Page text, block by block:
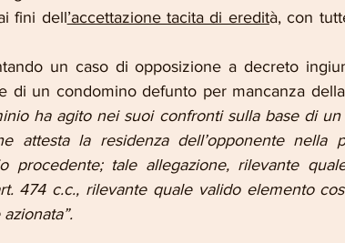
fini dell’accettazione tacita di eredità, con
un caso di opposizione a decreto
di un condomino defunto per mancanza
ha agito nei suoi confronti sulla base di
attesta la residenza dell’opponente nella
procedente; tale allegazione, rilevante
474 c.c., rilevante quale valido elemento